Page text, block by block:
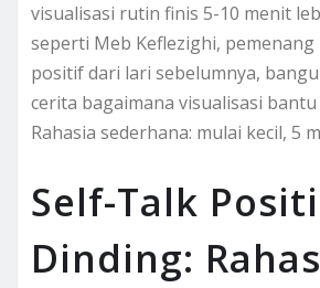
visualisasi rutin finis 5-10 menit
seperti Meb Keflezighi,
positif dari lari sebelumnya,
cerita bagaimana visualisasi
Rahasia sederhana: mulai kecil, 5
Self-Talk
Dinding: